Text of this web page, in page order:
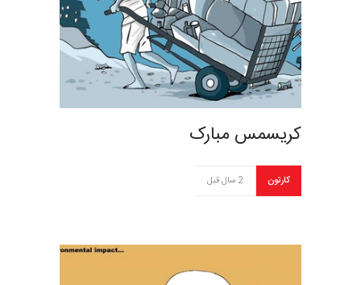
کریسمس مبارک
کارتون 2 سال قبل